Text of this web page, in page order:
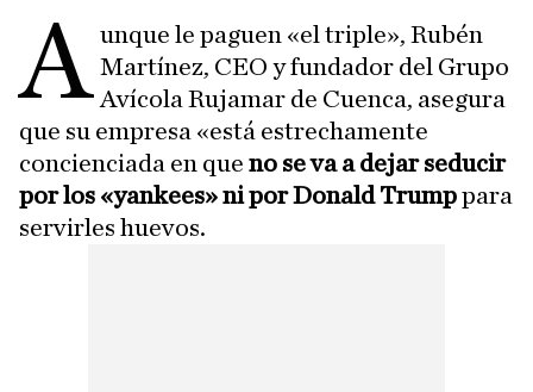
A unque le paguen «el triple», Rubén
Martínez, CEO y fundador del Grupo
Avícola Rujamar de Cuenca, asegura
que su empresa «está estrechamente
concienciada en que no se va a dejar seducir
por los «yankees» ni por Donald Trumppara
servirles huevos.